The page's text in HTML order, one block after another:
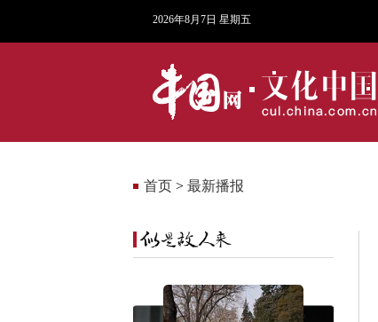
2026年8月7日 星期五
首页 > 最新播报